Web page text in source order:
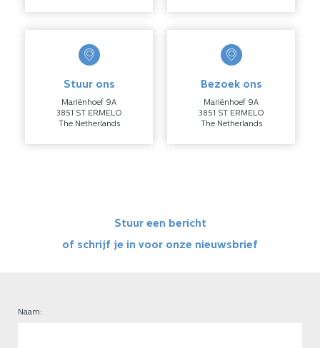
Stuur ons
Mariënhoef 9A
3851 ST ERMELO
The Netherlands
Bezoek ons
Mariënhoef 9A
3851 ST ERMELO
The Netherlands
Stuur een bericht
of schrijf je in voor onze nieuwsbrief
Naam: